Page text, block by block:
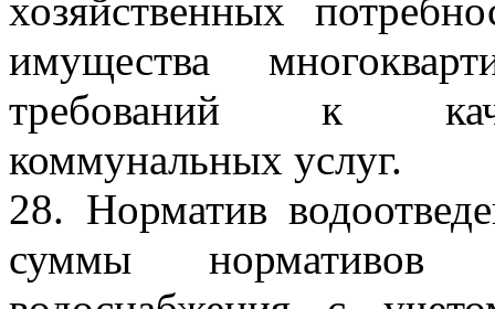
хозяйственных
имущества
требований к
коммунальных услуг.
28. Норматив
суммы нормативов